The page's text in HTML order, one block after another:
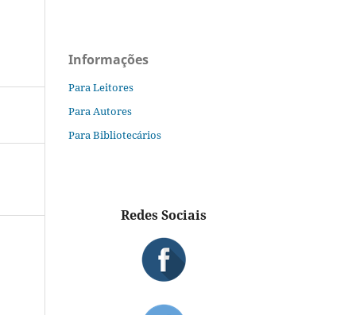
Informações
Para Leitores
Para Autores
Para Bibliotecários
Redes Sociais